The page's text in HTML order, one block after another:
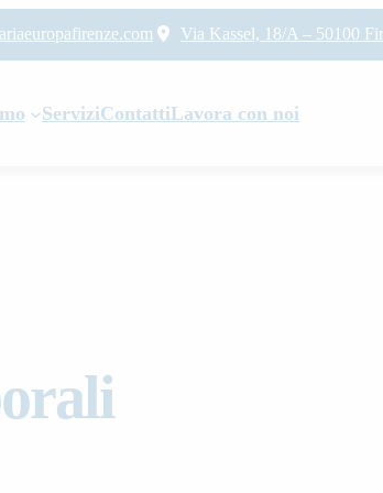
Via Kassel, 18/A – 50100
ServiziContattiLavora con noi